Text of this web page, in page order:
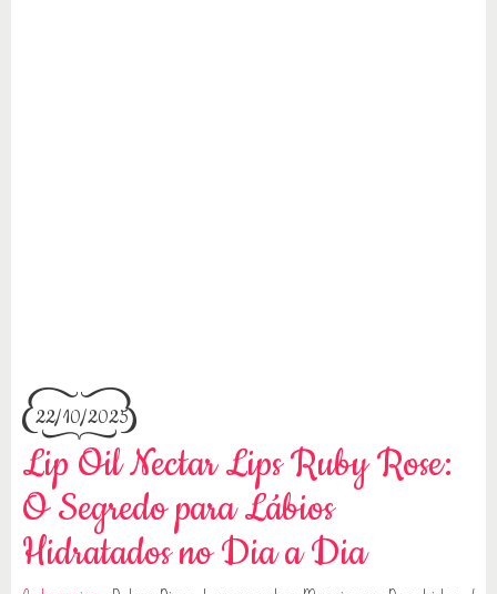
22/10/2025
Lip Oil Nectar Lips Ruby Rose:
O Segredo para Lábios
Hidratados no Dia a Dia